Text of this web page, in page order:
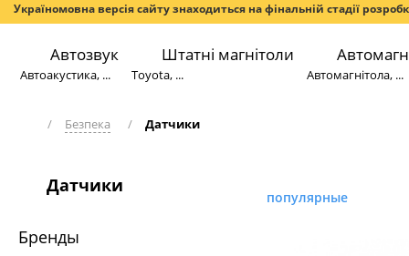
Україномовна версія сайту знаходиться на фінальній стадії
Автозвук
Автоакустика, ...
Штатні магнітоли
Toyota, ... Автомагнітола, ...
/ Безпека / Датчики
Датчики
Бренды
популярные